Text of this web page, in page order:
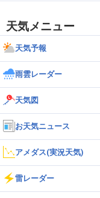
天気メニュー
天気予報
雨雲レーダー
天気図
お天気ニュース
アメダス(実況天気)
雷レーダー